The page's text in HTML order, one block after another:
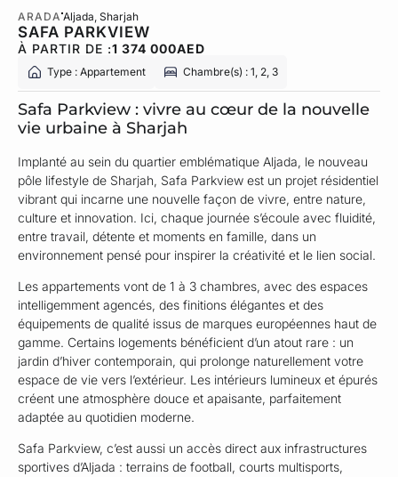
ARADA Aljada , Sharjah
SAFA PARKVIEW
À PARTIR DE :1 374 000AED
Type : Appartement Chambre(s) : 1, 2, 3
Safa Parkview : vivre au cœur de la nouvelle
vie urbaine à Sharjah
Implanté au sein du quartier emblématique Aljada, le nouveau
pôle lifestyle de Sharjah, Safa Parkview est un projet résidentiel
vibrant qui incarne une nouvelle façon de vivre, entre nature,
culture et innovation. Ici, chaque journée s’écoule avec fluidité,
entre travail, détente et moments en famille, dans un
environnement pensé pour inspirer la créativité et le lien social.
Les appartements vont de 1 à 3 chambres, avec des espaces
intelligemment agencés, des finitions élégantes et des
équipements de qualité issus de marques européennes haut de
gamme. Certains logements bénéficient d’un atout rare : un
jardin d’hiver contemporain, qui prolonge naturellement votre
espace de vie vers l’extérieur. Les intérieurs lumineux et épurés
créent une atmosphère douce et apaisante, parfaitement
adaptée au quotidien moderne.
Safa Parkview, c’est aussi un accès direct aux infrastructures
sportives d’Aljada : terrains de football, courts multisports,